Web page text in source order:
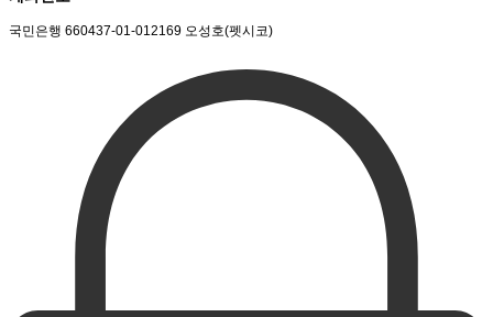
국민은행 660437-01-012169 오성호(펫시코)